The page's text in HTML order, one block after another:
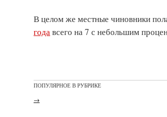
В целом же местные чиновники
годавсего на 7 с небольшим
ПОПУЛЯРНОЕ В РУБРИКЕ
→